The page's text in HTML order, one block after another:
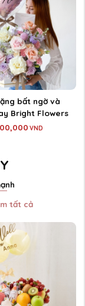
bất ngờ và
Bright Flowers
VND
tất cả